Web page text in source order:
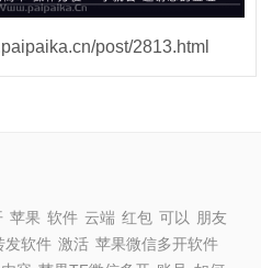
post/2813.html
苹果 软件 云端 红包 可以
朋友
发软件 激活 苹果微信多开软件